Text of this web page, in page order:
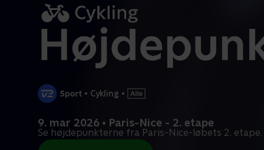
• Cykling •
9. mar 2026 • Paris-Nice - 2. etape
Se højdepunkterne fra Paris-Nice-løbets 2. etape.